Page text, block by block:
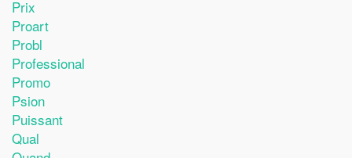
Prix
Proart
Probl
Professional
Promo
Psion
Puissant
Qual